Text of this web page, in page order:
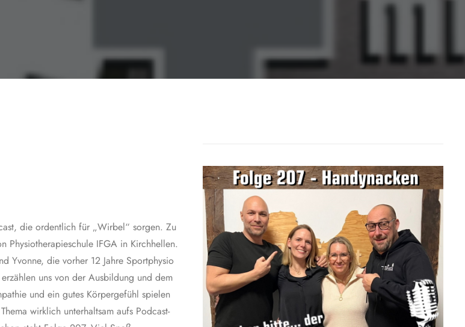
die ordentlich für „Wirbel“ sorgen. Zu
Physiotherapieschule IFGA in Kirchhellen.
Yvonne, die vorher 12 Jahre Sportphysio
uns von der Ausbildung und dem
und ein gutes Körpergefühl spielen
wirklich unterhaltsam aufs Podcast-